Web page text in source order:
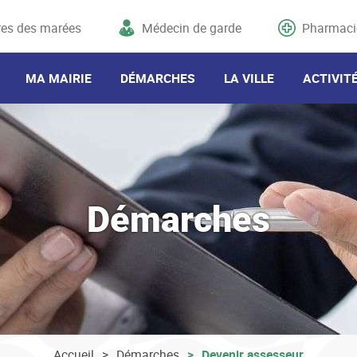
des marées Médecin de garde
MA MAIRIE DÉMARCHES LA VILLE
Démarches